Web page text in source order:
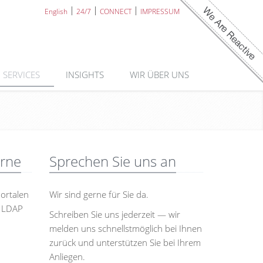
English 24/7 CONNECT IMPRESSUM
SERVICES INSIGHTS WIR ÜBER UNS
Sprechen Sie uns an
Wir sind gerne für Sie da.
Schreiben Sie uns jederzeit — wir
melden uns schnellstmöglich bei Ihnen
zurück und unterstützen Sie bei Ihrem
Anliegen.